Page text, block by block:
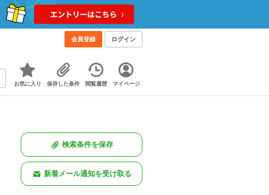
会員登録 ログイン
お気に入り 保存した条件 閲覧履歴 マイページ
検索条件を保存
新着メール通知を受け取る